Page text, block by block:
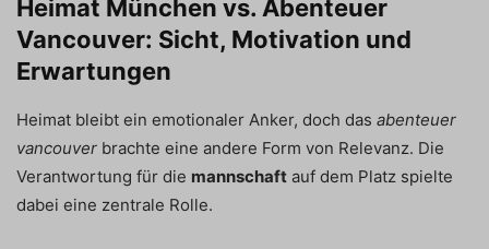
Heimat München vs. Abenteuer
Vancouver: Sicht, Motivation und
Erwartungen
Heimat bleibt ein emotionaler Anker, doch das abenteuer
vancouver brachte eine andere Form von Relevanz. Die
Verantwortung für die mannschaft auf dem Platz spielte
dabei eine zentrale Rolle.